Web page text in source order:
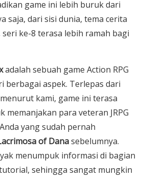
game ini lebih buruk dari
saja, dari sisi dunia, tema cerita
ke-8 terasa lebih ramah bagi
adalah sebuah game Action RPG
berbagai aspek. Terlepas dari
kami, game ini terasa
para veteran JRPG
yang sudah pernah
of Danasebelumnya.
menumpuk informasi di bagian
sehingga sangat mungkin